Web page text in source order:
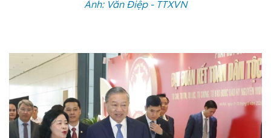
Ảnh: Văn Điệp - TTXVN